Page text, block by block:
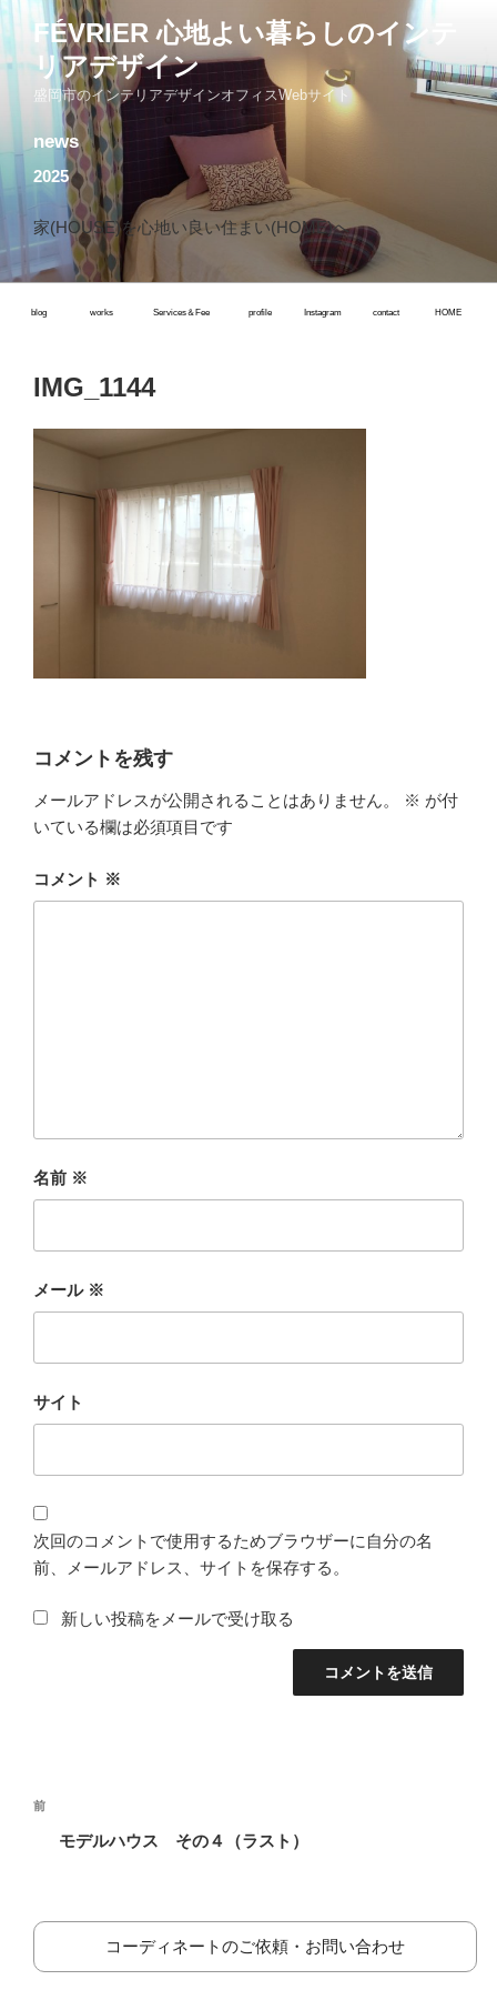
コ
ン
テ
プ
FÉVRIER 心地よい暮らしのインテ
リアデザイン
盛岡市のインテリアデザインオフィスWebサイト
news
2025
家(HOUSE)を心地い良い住まい(HOME)へ
blog works Services＆Fee profile Instagram contact HOME
IMG_1144
コメントを残す
メールアドレスが公開されることはありません。 ※ が付
いている欄は必須項目です
コメント ※
名前 ※
メール ※
サイト
次回のコメントで使用するためブラウザーに自分の名
前、メールアドレス、サイトを保存する。
新しい投稿をメールで受け取る
投
ゲ
シ
前
前
モデルハウス その４（ラスト）
コーディネートのご依頼・お問い合わせ